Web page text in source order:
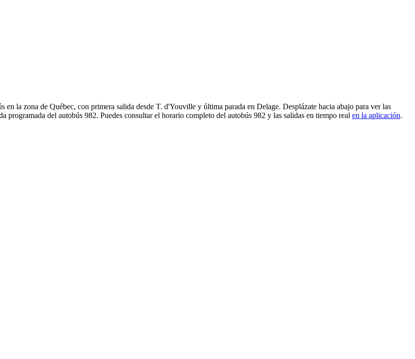
la zona de Québec, con primera salida desde T. d'Youville y última parada en Delage. Desplázate hacia abajo para ver las
programada del autobús 982. Puedes consultar el horario completo del autobús 982 y las salidas en tiempo real en la aplicación.